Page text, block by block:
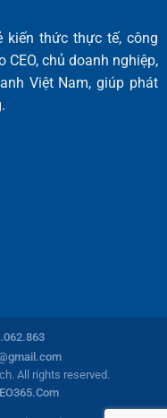
kiến thức thực tế, công
chủ doanh nghiệp,
Việt Nam, giúp phát
All rights reserved.